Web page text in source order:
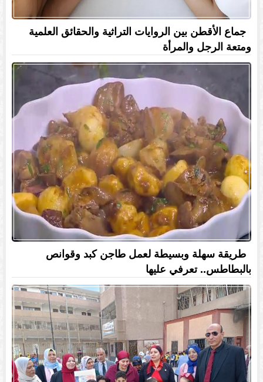
جماع الأقطن بين الروايات التراثية والحقائق العلمية
ومتعة الرجل والمرأة
طريقة سهلة وبسيطة لعمل طاجن كبد وقوانص
بالبطاطس.. تعرفي عليها